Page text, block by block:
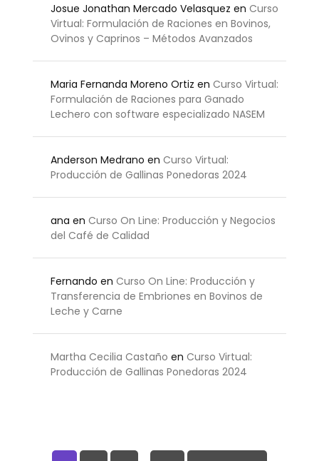
Josue Jonathan Mercado Velasquez en Curso
Virtual: Formulación de Raciones en Bovinos,
Ovinos y Caprinos – Métodos Avanzados
Maria Fernanda Moreno Ortiz en Curso Virtual:
Formulación de Raciones para Ganado
Lechero con software especializado NASEM
Anderson Medrano en Curso Virtual:
Producción de Gallinas Ponedoras 2024
ana en Curso On Line: Producción y Negocios
del Café de Calidad
Fernando en Curso On Line: Producción y
Transferencia de Embriones en Bovinos de
Leche y Carne
Martha Cecilia Castaño en Curso Virtual:
Producción de Gallinas Ponedoras 2024